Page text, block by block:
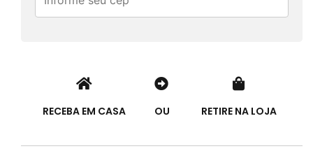
RECEBA EM CASA OU RETIRE NA LOJA